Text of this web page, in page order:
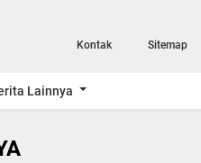
Kontak Sitemap
Lainnya